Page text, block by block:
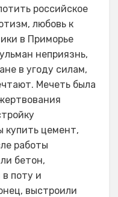
российское
любовь к
в Приморье
неприязнь,
в угоду силам,
Мечеть была
купить цемент,
работы
бетон,
поту и
выстроили